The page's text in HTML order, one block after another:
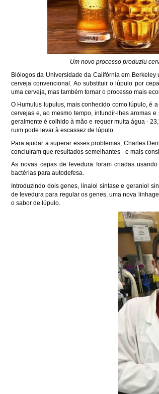
Um novo processo produziu
Biólogos da Universidade da Califórnia em
cerveja convencional. Ao substituir o lúpulo por
uma cerveja, mas também tornar o processo mais
O Humulus lupulus, mais conhecido como lúpulo, é
cervejas e, ao mesmo tempo, infundir-lhes aromas
geralmente é colhido à mão e requer muita água -
ruim pode levar à escassez de lúpulo.
Para ajudar a superar esses problemas, Charles
concluíram que resultados semelhantes - e mais
As novas cepas de levedura foram criadas
bactérias para autodefesa.
Introduzindo dois genes, linalol sintase e geraniol
de levedura para regular os genes, uma nova
o sabor de lúpulo.